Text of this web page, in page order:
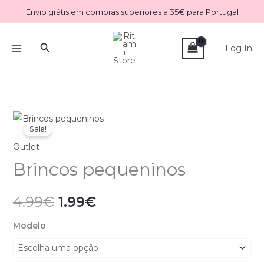
to
Envio grátis em compras superiores a 35€ para Portugal
Search Log In
Sale!
Outlet
Brincos pequeninos
4.99€
O
original
era:
1.99€
O
atual
é:
Modelo
Quantidade
Brincos
pequeninos